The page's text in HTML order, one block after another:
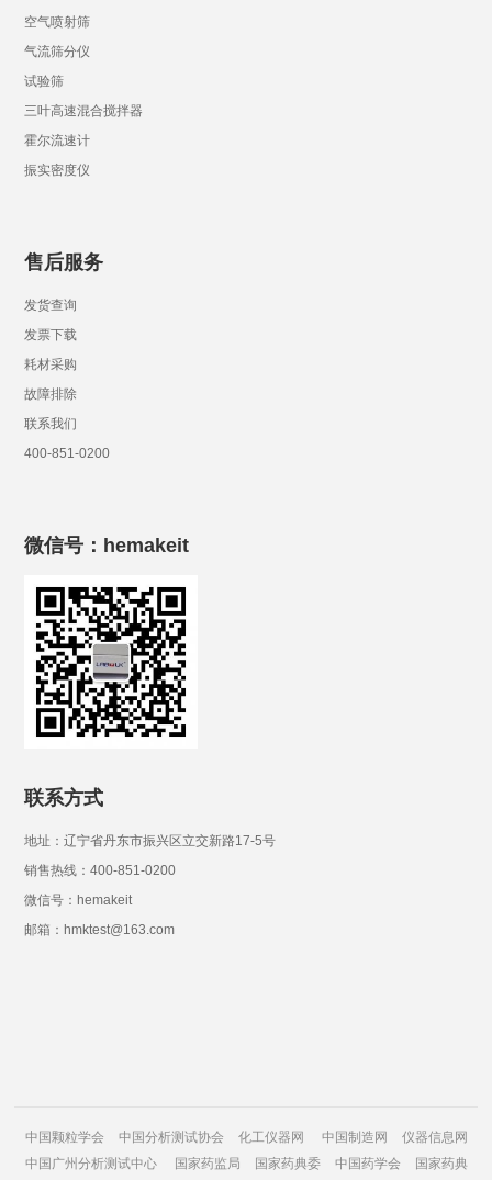
空气喷射筛
气流筛分仪
试验筛
三叶高速混合搅拌器
霍尔流速计
振实密度仪
售后服务
发货查询
发票下载
耗材采购
故障排除
联系我们
400-851-0200
微信号：hemakeit
联系方式
地址：辽宁省丹东市振兴区立交新路17-5号
销售热线：400-851-0200
微信号：hemakeit
邮箱：hmktest@163.com
中国颗粒学会 中国分析测试协会 化工仪器网 中国制造网
仪器信息网
中国广州分析测试中心
国家药监局 国家药典委 中国药学会 国家药典